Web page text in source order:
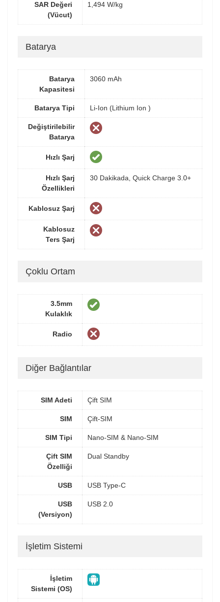
SAR Değeri
(Vücut)
1,494 W/kg
Batarya
Batarya
Kapasitesi
3060 mAh
Batarya Tipi Li-Ion (Lithium Ion )
Değiştirilebilir
Batarya
Hızlı Şarj
Hızlı Şarj
Özellikleri
30 Dakikada, Quick Charge 3.0+
Kablosuz Şarj
Kablosuz
Ters Şarj
Çoklu Ortam
3.5mm
Kulaklık
Radio
Diğer Bağlantılar
SIM Adeti Çift SIM
SIM Çift-SIM
SIM Tipi Nano-SIM & Nano-SIM
Çift SIM
Özelliği
Dual Standby
USB USB Type-C
USB
(Versiyon)
USB 2.0
İşletim Sistemi
İşletim
Sistemi (OS)